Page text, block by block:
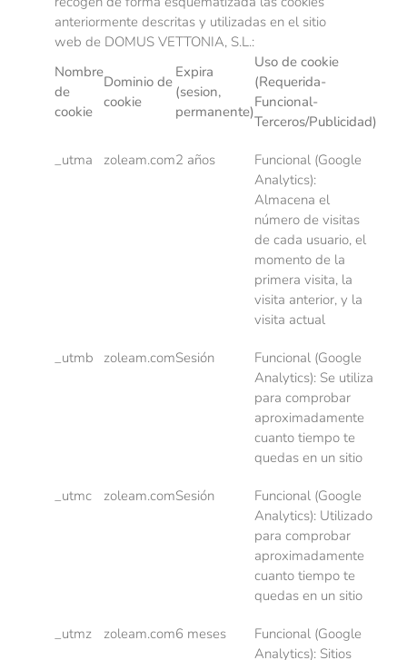
anteriormente descritas y utilizadas en el sitio
web de DOMUS VETTONIA, S.L.:
Nombre
de
cookie
Dominio de
cookie
Expira
(sesion,
permanente)
Uso de cookie
(Requerida-
Funcional-
Terceros/Publicidad)
_utma zoleam.com2 años
Funcional (Google
Analytics):
Almacena el
número de visitas
de cada usuario, el
momento de la
primera visita, la
visita anterior, y la
visita actual
_utmb zoleam.comSesión
Funcional (Google
Analytics): Se utiliza
para comprobar
aproximadamente
cuanto tiempo te
quedas en un sitio
_utmc zoleam.comSesión
Funcional (Google
Analytics): Utilizado
para comprobar
aproximadamente
cuanto tiempo te
quedas en un sitio
_utmz zoleam.com6 meses
Funcional (Google
Analytics): Sitios